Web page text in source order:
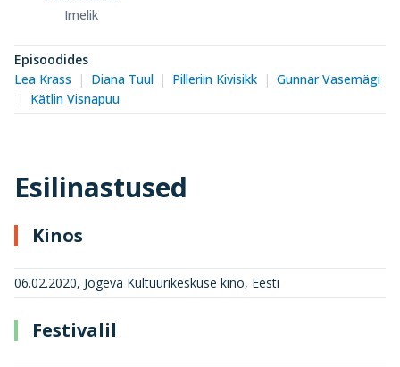
Imelik
Episoodides
Lea Krass
Diana Tuul Pilleriin Kivisikk
Gunnar Vasemägi
Kätlin Visnapuu
Esilinastused
Kinos
06.02.2020, Jõgeva Kultuurikeskuse kino, Eesti
Festivalil